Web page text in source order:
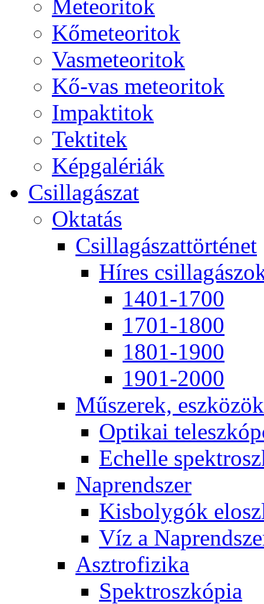
Me­te­o­ri­tok
Kő­me­te­o­ri­tok
Vas­me­te­o­ri­tok
Kő-vas me­te­o­ri­tok
Imp­ak­ti­tok
Tek­ti­tek
Kép­ga­lé­ri­ák
Csil­la­gá­szat
Ok­ta­tás
Csil­la­gá­szat­tör­té­net
Hí­res
1401-1700
1701-1800
1801-1900
1901-2000
Mű­sze­rek, esz­kö­zök
Op­ti­kai
Echel­le
Nap­rend­szer
Kis­boly­gók
Víz a
Aszt­ro­fi­zi­ka
Spekt­rosz­kó­pia